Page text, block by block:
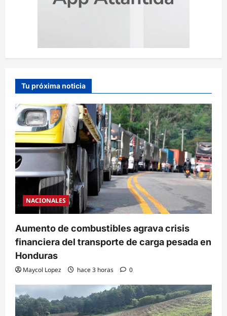
Tu próxima noticia
NACIONALES
Aumento de combustibles agrava crisis
financiera del transporte de carga pesada en
Honduras
Maycol Lopez hace 3 horas 0